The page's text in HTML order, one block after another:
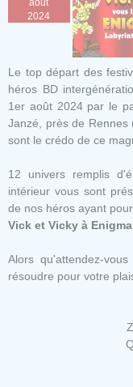
2024
Le top départ des
héros BD
1er août 2024 par le
Janzé, près de Rennes
sont le crédo de ce
12 univers remplis
intérieur vous sont
de nos héros ayant
Vick et Vicky à
Alors qu'attendez-
résoudre pour votre